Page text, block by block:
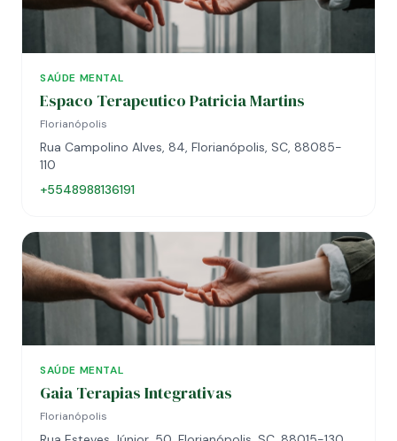
SAÚDE MENTAL
Espaco Terapeutico Patricia Martins
Florianópolis
Rua Campolino Alves, 84, Florianópolis, SC, 88085-
110
+5548988136191
SAÚDE MENTAL
Gaia Terapias Integrativas
Florianópolis